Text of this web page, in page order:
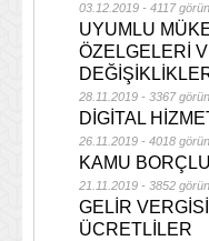
03.12.2019 - 4117
UYUMLU
ÖZELGELERİ
28.11.2019 - 3367
DİGİTAL
26.11.2019 - 4018
KAMU
21.11.2019 - 3852
GELİR
ÜCRETLİLER